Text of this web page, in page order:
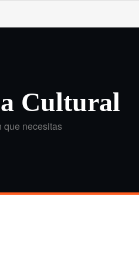
Cultural
que necesitas